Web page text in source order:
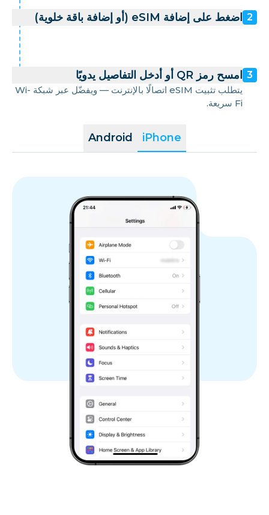
iPhone
Android
2 اضغط على إضافة eSIM (أو إضافة باقة خلوية)
3 امسح رمز QR أو أدخل التفاصيل يدويًا
يتطلب تثبيت eSIM اتصالًا بالإنترنت — ويفضّل عبر شبكة Wi-
Fi سريعة.